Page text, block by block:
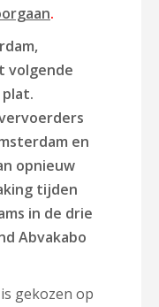
.
volgende
en
opnieuw
tijden
in de drie
Abvakabo
gekozen op